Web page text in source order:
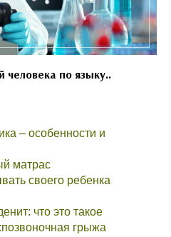
человека по языку..
– особенности и
матрас
своего ребенка
что это такое
грыжа